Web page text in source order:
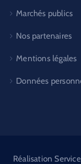
Marchés publics
Nos partenaires
Mentions légales
Données
Réalisation